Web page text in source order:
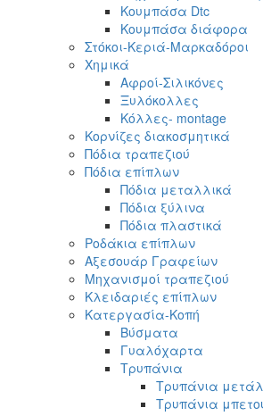
Κουμπάσα Dtc
Κουμπάσα διάφορα
Στόκοι-Κεριά-Μαρκαδόροι
Χημικά
Αφροί-Σιλικόνες
Ξυλόκολλες
Κόλλες- montage
Κορνίζες διακοσμητικά
Πόδια τραπεζιού
Πόδια επίπλων
Πόδια μεταλλικά
Πόδια ξύλινα
Πόδια πλαστικά
Ροδάκια επίπλων
Αξεσουάρ Γραφείων
Μηχανισμοί τραπεζιού
Κλειδαριές επίπλων
Κατεργασία-Κοπή
Βύσματα
Γυαλόχαρτα
Τρυπάνια
Τρυπάνια
Τρυπάνια